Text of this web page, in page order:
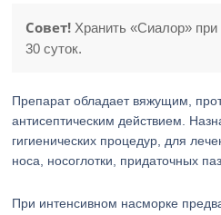
Совет! Хранить «Сиалор»
30 суток.
Препарат обладает вяжущим,
антисептическим действием.
гигиенических процедур, для
носа, носоглотки, придаточных
При интенсивном насморке